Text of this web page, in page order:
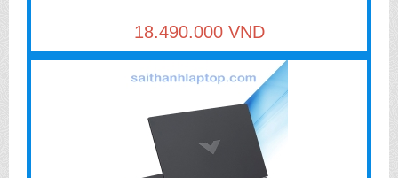
18.490.000 VND